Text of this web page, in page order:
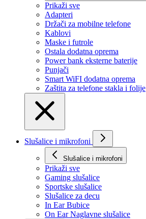
Prikaži svе
Adapteri
Držači za mobilne telefone
Kablovi
Maske i futrole
Ostala dodatna oprema
Power bank eksterne baterije
Punjači
Smart WiFI dodatna oprema
Zaštita za telefone stakla i folije
Slušalice i mikrofoni
Slušalice i mikrofoni
Prikaži svе
Gaming slušalice
Sportske slušalice
Slušalice za decu
In Ear Bubice
On Ear Naglavne slušalice